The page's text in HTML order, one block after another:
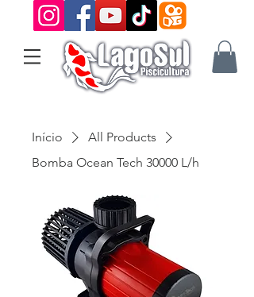
Início
All Products
Bomba Ocean Tech 30000 L/h